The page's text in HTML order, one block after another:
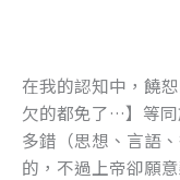
在我的認知中，饒
欠的都免了…】等
多錯（思想、言語
的，不過上帝卻願